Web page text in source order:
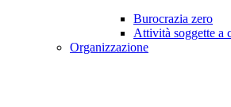
Burocrazia zero
Attività soggette a
Organizzazione